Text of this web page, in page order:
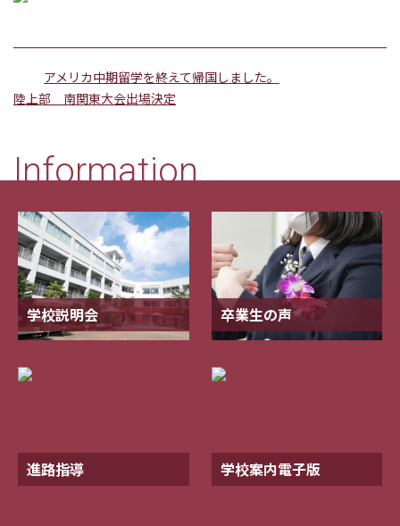
アメリカ中期留学を終えて帰国しました。
陸上部 南関東大会出場決定
Information
学校説明会 卒業生の声
進路指導 学校案内電子版